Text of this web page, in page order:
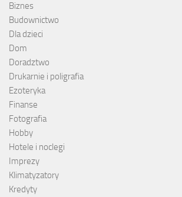
Biznes
Budownictwo
Dla dzieci
Dom
Doradztwo
Drukarnie i poligrafia
Ezoteryka
Finanse
Fotografia
Hobby
Hotele i noclegi
Imprezy
Klimatyzatory
Kredyty